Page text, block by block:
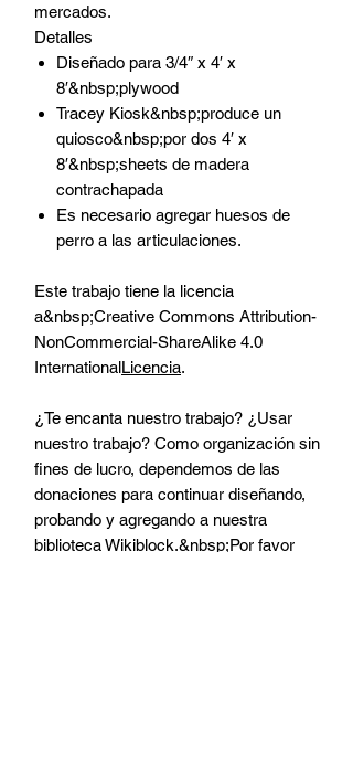
mercados.
Detalles
Diseñado para 3/4″ x 4′ x
8′&nbsp;plywood
Tracey Kiosk&nbsp;produce un
quiosco&nbsp;por dos 4′ x
8′&nbsp;sheets de madera
contrachapada
Es necesario agregar huesos de
perro a las articulaciones.
Este trabajo tiene la licencia
a&nbsp;Creative Commons Attribution-
NonCommercial-ShareAlike 4.0
InternationalLicencia.
¿Te encanta nuestro trabajo? ¿Usar
nuestro trabajo? Como organización sin
fines de lucro, dependemos de las
donaciones para continuar diseñando,
probando y agregando a nuestra
biblioteca Wikiblock.&nbsp;Por favor